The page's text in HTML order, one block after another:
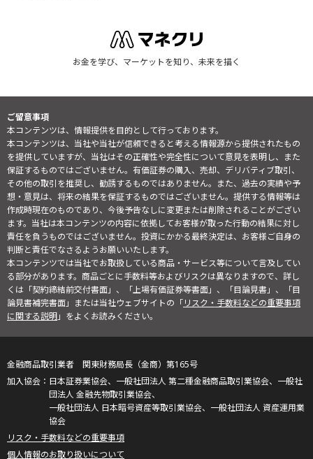
お金を学び、マーケットを知り、未来を描く
ご留意事項
本コンテンツは、情報提供を目的として行っております。
本コンテンツは、当社や当社が信頼できると考える情報源から提供されたもの
を提供していますが、当社はその正確性や完全性について意見を表明し、また
保証するものではございません。有価証券の購入、売却、デリバティブ取引、
その他の取引を推奨し、勧誘するものではありません。また、過去の実績や予
想・意見は、将来の結果を保証するものではございません。提供する情報等は
作成時現在のものであり、今後予告なしに変更または削除されることがござい
ます。当社は本コンテンツの内容に依拠してお客様が取った行動の結果に対し
責任を負うものではございません。投資にかかる最終決定は、お客様ご自身の
判断と責任でなさるようお願いいたします。
本コンテンツでは当社でお取扱している商品・サービス等について言及してい
る部分があります。商品ごとに手数料等およびリスクは異なりますので、詳し
くは「契約締結前交付書面」、「上場有価証券等書面」、「目論見書」、「目
論見書補完書面」または当社ウェブサイトの「リスク・手数料などの重要事項
に関する説明」をよくお読みください。
金融商品取引業者 関東財務局長（金商）第165号
日本証券業協会、一般社団法人 第二種金融商品取引業協会、一般社
団法人 金融先物取引業協会、
一般社団法人 日本暗号資産等取引業協会、一般社団法人 資産運用業
協会
リスク・手数料などの重要事項
個人情報のお取り扱いについて